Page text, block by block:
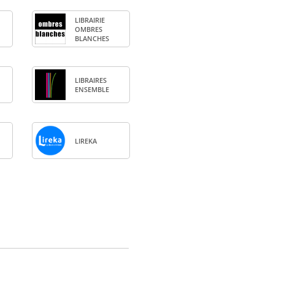
LIBRAI­RIE
OMBRES
BLANCHES
LIBRAIRES
ENSEMBLE
LIREKA